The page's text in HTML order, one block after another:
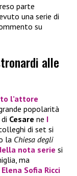
parte
una serie di
su
alle
l’attore
popolarità
Cesare ne I
di set si
la Chiesa degli
nota serie si
ma
Elena Sofia Ricci